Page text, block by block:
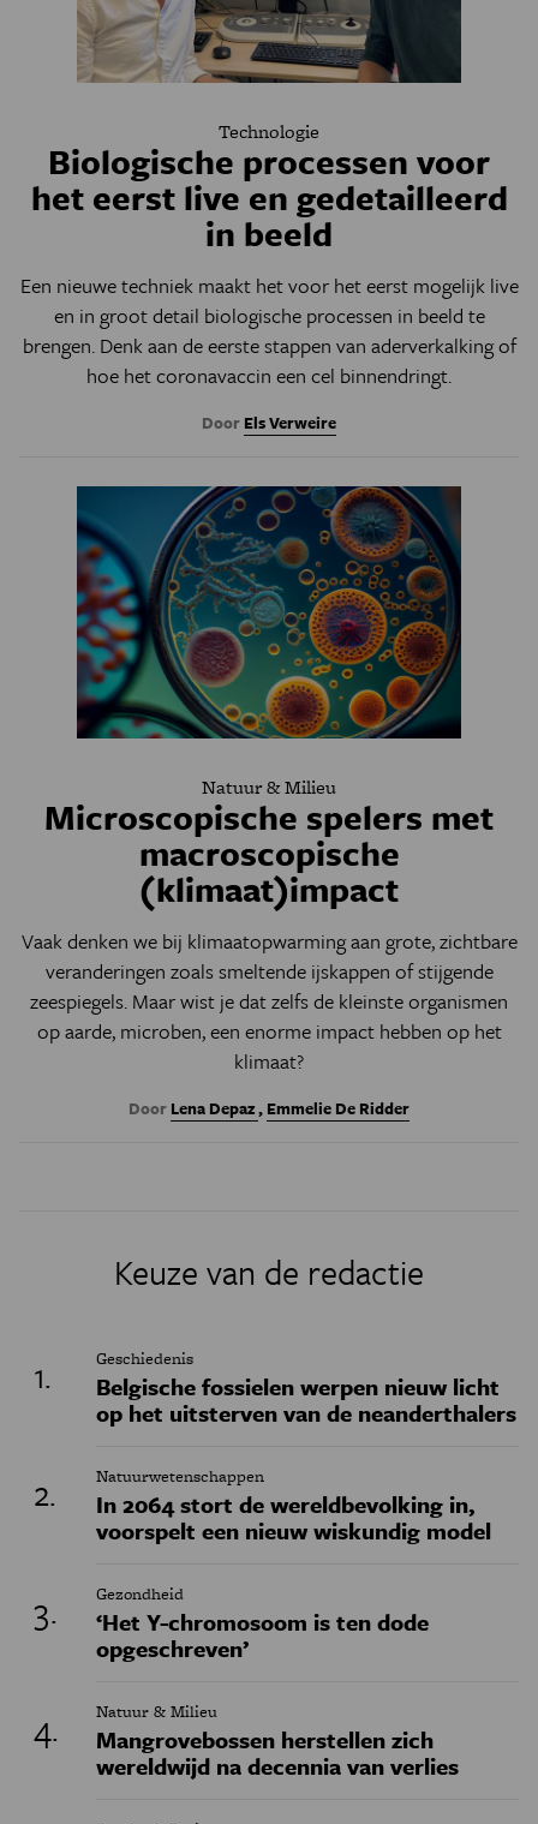
Technologie
Biologische processen voor
het eerst live en gedetailleerd
in beeld
Een nieuwe techniek maakt het voor het eerst mogelijk live
en in groot detail biologische processen in beeld te
brengen. Denk aan de eerste stappen van aderverkalking of
hoe het coronavaccin een cel binnendringt.
Door Els Verweire
Natuur & Milieu
Microscopische spelers met
macroscopische
(klimaat)impact
Vaak denken we bij klimaatopwarming aan grote, zichtbare
veranderingen zoals smeltende ijskappen of stijgende
zeespiegels. Maar wist je dat zelfs de kleinste organismen
op aarde, microben, een enorme impact hebben op het
klimaat?
Door Lena Depaz, Emmelie De Ridder
Keuze van de redactie
Geschiedenis
Belgische fossielen werpen nieuw licht
op het uitsterven van de neanderthalers
Natuurwetenschappen
In 2064 stort de wereldbevolking in,
voorspelt een nieuw wiskundig model
Gezondheid
‘Het Y-chromosoom is ten dode
opgeschreven’
Natuur & Milieu
Mangrovebossen herstellen zich
wereldwijd na decennia van verlies